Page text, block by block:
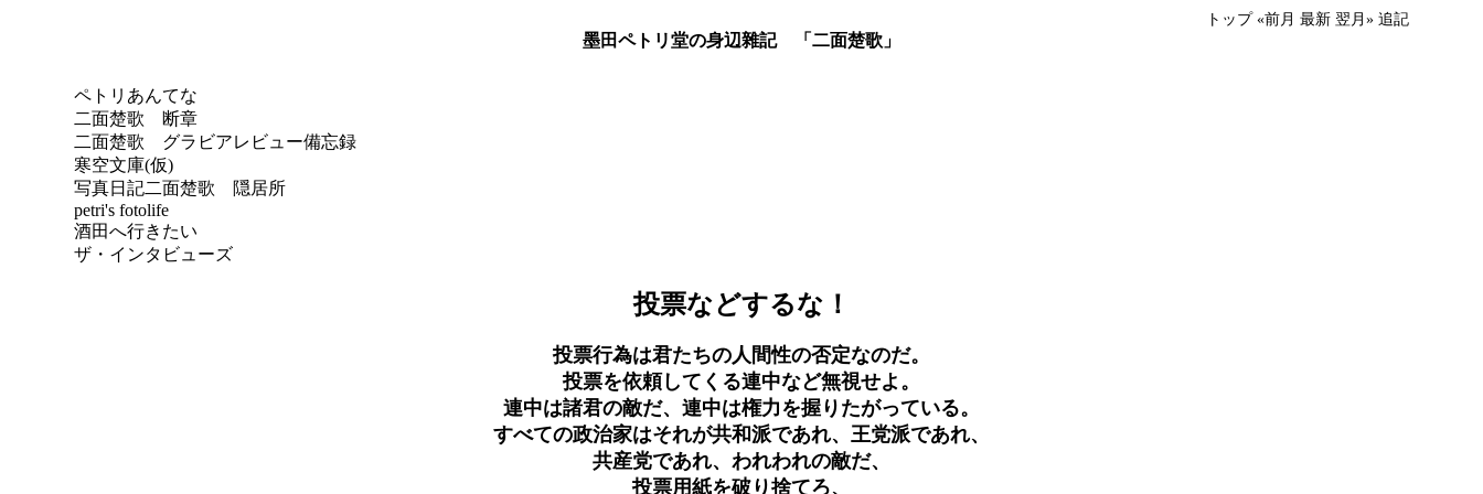
トップ «前月 最新 翌月» 追記
墨田ペトリ堂の身辺雜記 「二面楚歌」
ペトリあんてな
二面楚歌 断章
二面楚歌 グラビアレビュー備忘録
寒空文庫(仮)
写真日記二面楚歌 隠居所
petri's fotolife
酒田へ行きたい
ザ・インタビューズ
投票などするな！
投票行為は君たちの人間性の否定なのだ。
投票を依頼してくる連中など無視せよ。
連中は諸君の敵だ、連中は権力を握りたがっている。
すべての政治家はそれが共和派であれ、王党派であれ、
共産党であれ、われわれの敵だ、
投票用紙を破り捨てろ、